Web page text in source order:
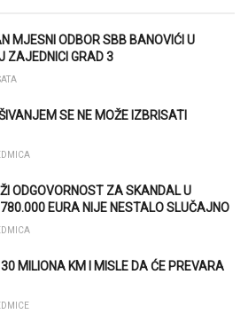
MJESNI ODBOR SBB BANOVIĆI U
ZAJEDNICI GRAD 3
SE NE MOŽE IZBRISATI
ODGOVORNOST ZA SKANDAL U
780.000 EURA NIJE NESTALO SLUČAJNO
MILIONA KM I MISLE DA ĆE PREVARA